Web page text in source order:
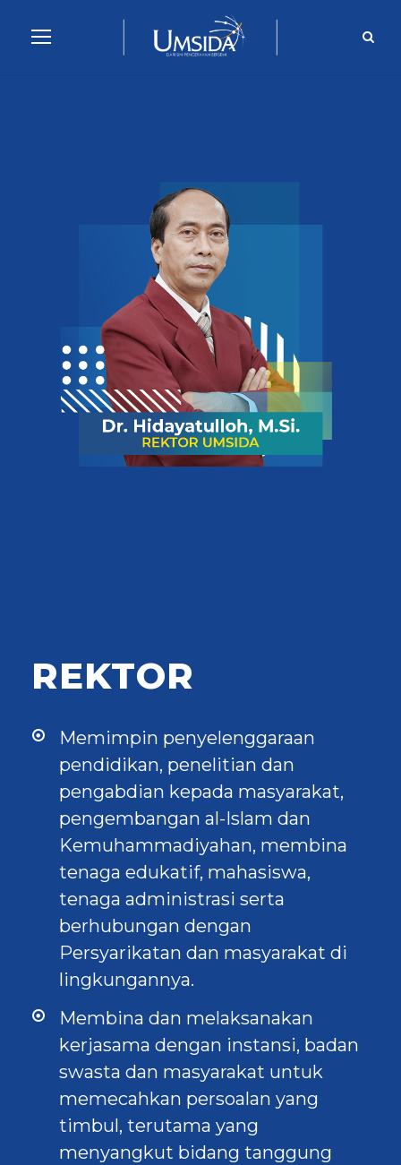
REKTOR
Memimpin penyelenggaraan
pendidikan, penelitian dan
pengabdian kepada masyarakat,
pengembangan al-Islam dan
Kemuhammadiyahan, membina
tenaga edukatif, mahasiswa,
tenaga administrasi serta
berhubungan dengan
Persyarikatan dan masyarakat di
lingkungannya.
Membina dan melaksanakan
kerjasama dengan instansi, badan
swasta dan masyarakat untuk
memecahkan persoalan yang
timbul, terutama yang
menyangkut bidang tanggung